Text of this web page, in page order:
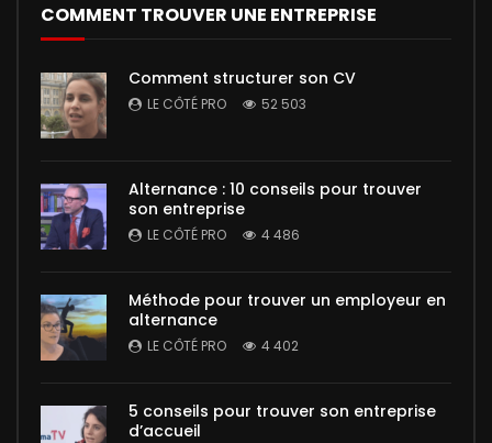
COMMENT TROUVER UNE ENTREPRISE
Comment structurer son CV
LE CÔTÉ PRO 52 503
Alternance : 10 conseils pour trouver
son entreprise
LE CÔTÉ PRO 4 486
Méthode pour trouver un employeur en
alternance
LE CÔTÉ PRO 4 402
5 conseils pour trouver son entreprise
d’accueil